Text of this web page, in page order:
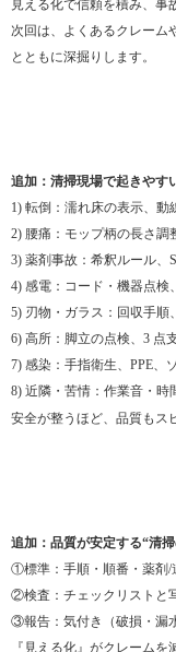
見える化で信頼を積み、事
次回は、よくあるクレーム
とともに深掘りします。
追加：清掃現場で起きやす
1) 転倒：濡れ床の表示、
2) 腰痛：モップ柄の長さ調
3) 薬剤事故：希釈ルール、
4) 感電：コード・機器点
5) 刃物・ガラス：回収手順
6) 高所：脚立の点検、3 点
7) 感染：手指衛生、PPE、
8) 近隣・苦情：作業音・時
安全が整うほど、品質もス
追加：品質が安定する“清
①標準：手順・順番・薬剤/
②検査：チェックリストと
③報告：気付き（破損・漏
『見える化』がクレームを